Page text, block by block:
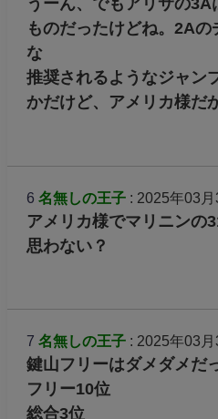
ものだったけどね。2A
な
推奨されるようなジャン
かだけど、アメリカ様だ
6 名無しの王子: 2025年03月
アメリカ様でマリニンの
思わない？
7 名無しの王子: 2025年03月
鍵山フリーはダメダメだ
フリー10位
総合3位